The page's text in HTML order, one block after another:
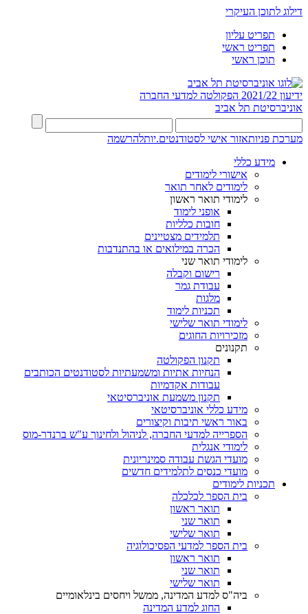
דילוג לתוכן העיקרי
תפריט עליון
תפריט ראשי
תוכן ראשי
ידיעון 2021/22
הפקולטה למדעי החברה
אוניברסיטת תל אביב
מערכת פניותאזור אישי לסטודנטים.יותלהרשמה
מידע כללי
אישורי לימודים
לימודים לאחר תואר
לימודי תואר ראשון
אופני לימוד
חובות כלליות
תלמידים מצטיינים
הכרה במילואים או בהתנדבות
לימודי תואר שני
רישום וקבלה
עבודת גמר
מלגות
תכניות לימוד
לימודי תואר שלישי
מזכירויות החוגים
תקנונים
תקנון הפקולטה
הנחיות אתיות ומשמעתיות לסטודנטים הכותבים
עבודות אקדמיות
תקנון משמעת אוניברסיטאי
מידע כללי אוניברסיטאי
באור ראשי תיבות וקיצורים
הספרייה למדעי החברה, לניהול ולחינוך ע"ש ברנדר-מוס
לימודי אנגלית
מועדי הגשת עבודה סמינריונית
מועדי כנסים לתלמידים חדשים
תכניות לימודים
בית הספר לכלכלה
תואר ראשון
תואר שני
תואר שלישי
בית הספר למדעי הפסיכולוגיה
תואר ראשון
תואר שני
תואר שלישי
ביה"ס למדע המדינה, ממשל ויחסים בינלאומיים
החוג למדע המדינה